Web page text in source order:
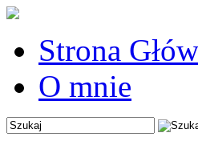
Strona
O mnie